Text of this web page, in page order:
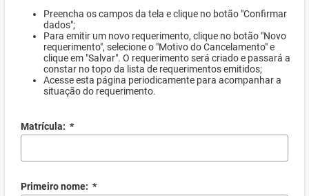
Preencha os campos da tela e clique no botão "Confirmar
dados";
Para emitir um novo requerimento, clique no botão "Novo
requerimento", selecione o "Motivo do Cancelamento" e
clique em "Salvar". O requerimento será criado e passará a
constar no topo da lista de requerimentos emitidos;
Acesse esta página periodicamente para acompanhar a
situação do requerimento.
Matrícula: *
Primeiro nome: *